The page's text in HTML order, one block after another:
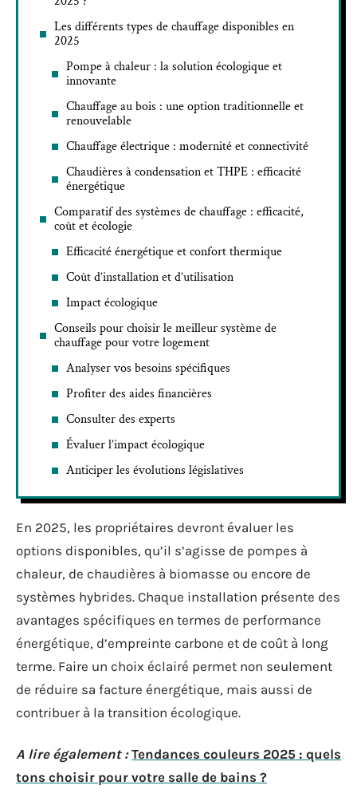
Les différents types de chauffage disponibles en
2025
Pompe à chaleur : la solution écologique et
innovante
Chauffage au bois : une option traditionnelle et
renouvelable
Chauffage électrique : modernité et connectivité
Chaudières à condensation et THPE : efficacité
énergétique
Comparatif des systèmes de chauffage : efficacité,
coût et écologie
Efficacité énergétique et confort thermique
Coût d’installation et d’utilisation
Impact écologique
Conseils pour choisir le meilleur système de
chauffage pour votre logement
Analyser vos besoins spécifiques
Profiter des aides financières
Consulter des experts
Évaluer l’impact écologique
Anticiper les évolutions législatives
En 2025, les propriétaires devront évaluer les
options disponibles, qu’il s’agisse de pompes à
chaleur, de chaudières à biomasse ou encore de
systèmes hybrides. Chaque installation présente des
avantages spécifiques en termes de performance
énergétique, d’empreinte carbone et de coût à long
terme. Faire un choix éclairé permet non seulement
de réduire sa facture énergétique, mais aussi de
contribuer à la transition écologique.
A lire également : Tendances couleurs 2025 : quels
tons choisir pour votre salle de bains ?